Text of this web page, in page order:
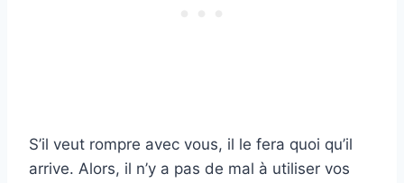
S’il veut rompre avec vous, il le fera quoi qu’il
arrive. Alors, il n’y a pas de mal à utiliser vos